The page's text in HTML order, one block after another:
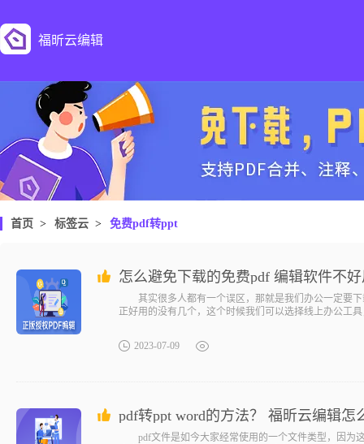
福昕云编辑
首页 > 标签云 > 免费pdf转ppt
怎么避免下载的免费pdf 编辑软件不
其实很多人都有一个误区，那就是我们办公一定要下
正好用的没有几个，这个时候我们可以选择线上办公工
2023-07-09
pdf转ppt word的方法？ 福昕云编辑怎
pdf文件是如今大家经常使用的一个文件类型，因为